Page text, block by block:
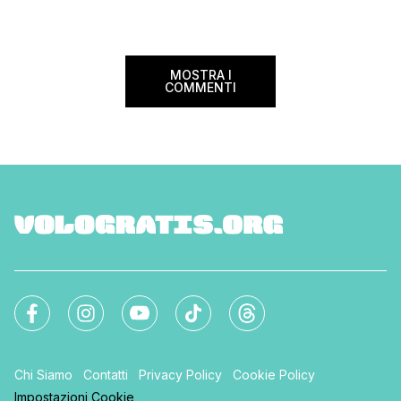
MOSTRA I
COMMENTI
Chi Siamo Contatti Privacy Policy
Cookie Policy
Impostazioni Cookie